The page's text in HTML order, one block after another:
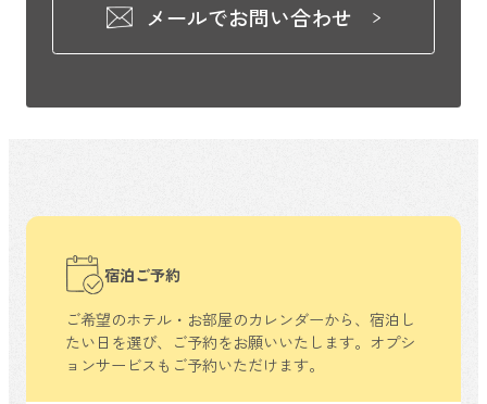
メールでお問い合わせ
宿泊ご予約
ご希望のホテル・お部屋のカレンダーから、 宿泊し
たい日を選び、ご予約をお願いいたします。 オプシ
ョンサービスもご予約いただけます。